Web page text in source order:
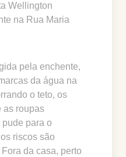
Wellington
na Rua Maria
pela enchente,
da água na
o teto, os
as roupas
pude para o
riscos são
da casa, perto